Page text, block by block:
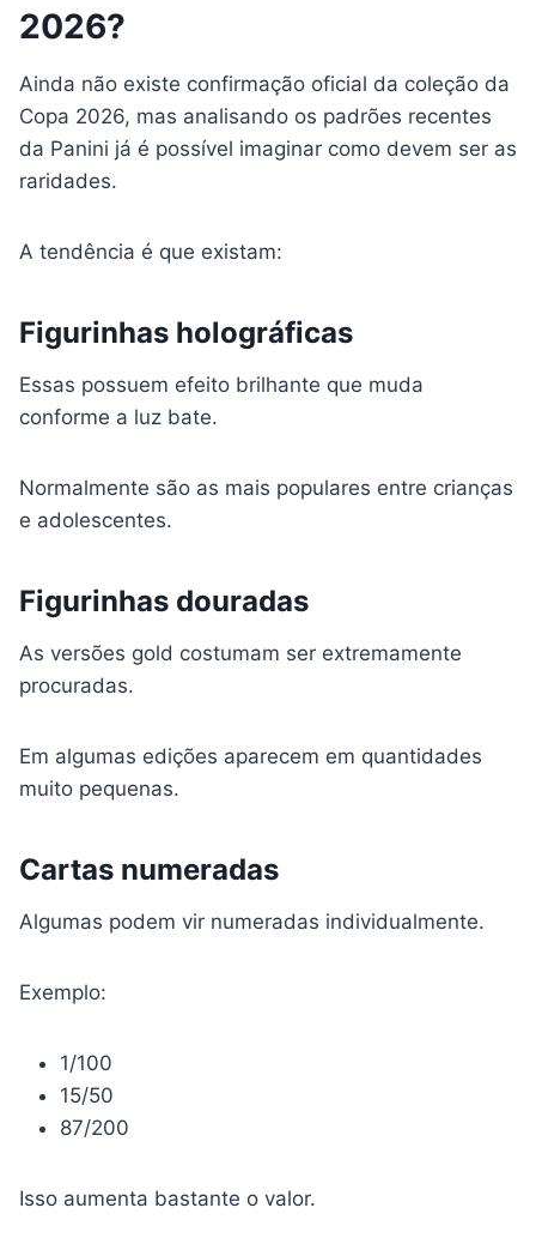
2026?
Ainda não existe confirmação oficial da coleção da
Copa 2026, mas analisando os padrões recentes
da Panini já é possível imaginar como devem ser as
raridades.
A tendência é que existam:
Figurinhas holográficas
Essas possuem efeito brilhante que muda
conforme a luz bate.
Normalmente são as mais populares entre crianças
e adolescentes.
Figurinhas douradas
As versões gold costumam ser extremamente
procuradas.
Em algumas edições aparecem em quantidades
muito pequenas.
Cartas numeradas
Algumas podem vir numeradas individualmente.
Exemplo:
1/100
15/50
87/200
Isso aumenta bastante o valor.